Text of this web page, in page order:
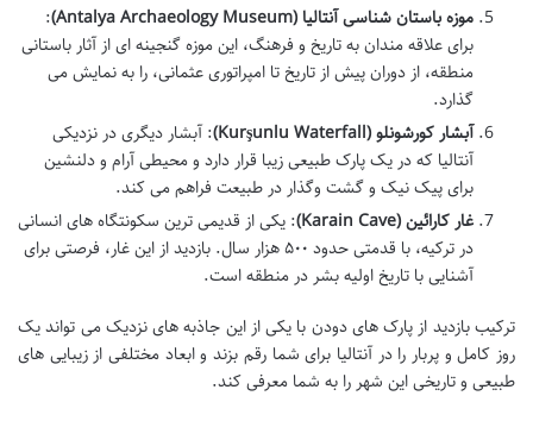
موزه باستان شناسی آنتالیا (Antalya Archaeology Museum)
:
برای علاقه مندان به تاریخ و فرهنگ، این موزه گنجینه ای از آثار باستانی
منطقه، از دوران پیش از تاریخ تا امپراتوری عثمانی، را به نمایش می
گذارد.
آبشار کورشونلو (Kurşunlu Waterfall)
: آبشار دیگری در نزدیکی
آنتالیا که در یک پارک طبیعی زیبا قرار دارد و محیطی آرام و دلنشین
برای پیک نیک و گشت وگذار در طبیعت فراهم می کند.
غار کارائین (Karain Cave)
: یکی از قدیمی ترین سکونتگاه های انسانی
در ترکیه، با قدمتی حدود ۵۰۰ هزار سال. بازدید از این غار، فرصتی برای
آشنایی با تاریخ اولیه بشر در منطقه است.
ترکیب بازدید از پارک های دودن با یکی از این جاذبه های نزدیک می تواند یک
روز کامل و پربار را در آنتالیا برای شما رقم بزند و ابعاد مختلفی از زیبایی های
طبیعی و تاریخی این شهر را به شما معرفی کند.